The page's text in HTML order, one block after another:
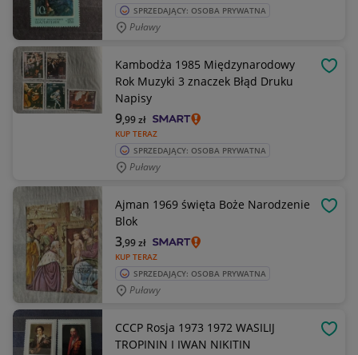
SPRZEDAJĄCY: OSOBA PRYWATNA
Puławy
Kambodża 1985 Międzynarodowy
Rok Muzyki 3 znaczek Błąd Druku
Napisy
KUP TERAZ
9,99zł
SPRZEDAJĄCY: OSOBA PRYWATNA
Puławy
Ajman 1969 święta Boże Narodzenie
Blok
KUP TERAZ
3,99zł
SPRZEDAJĄCY: OSOBA PRYWATNA
Puławy
CCCP Rosja 1973 1972 WASILIJ
TROPININ I IWAN NIKITIN